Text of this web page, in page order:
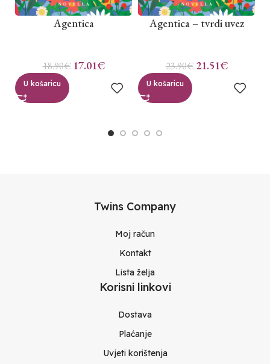
Agentica
18.90€ 17.01€
U košaricu
Agentica – tvrdi uvez
23.90€ 21.51€
U košaricu
Twins Company
Moj račun
Kontakt
Lista želja
Korisni linkovi
Dostava
Plaćanje
Uvjeti korištenja